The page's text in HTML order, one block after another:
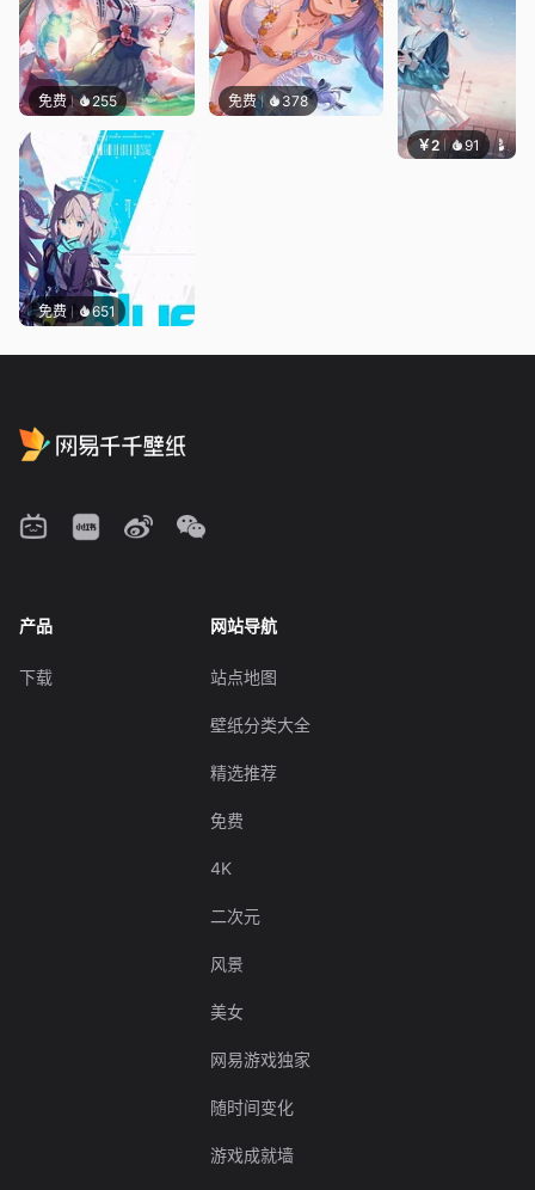
免费 255 免费 378
免费 651
￥2 91 豆子
产品
下载
网站导航
站点地图
壁纸分类大全
精选推荐
免费
4K
二次元
风景
美女
网易游戏独家
随时间变化
游戏成就墙